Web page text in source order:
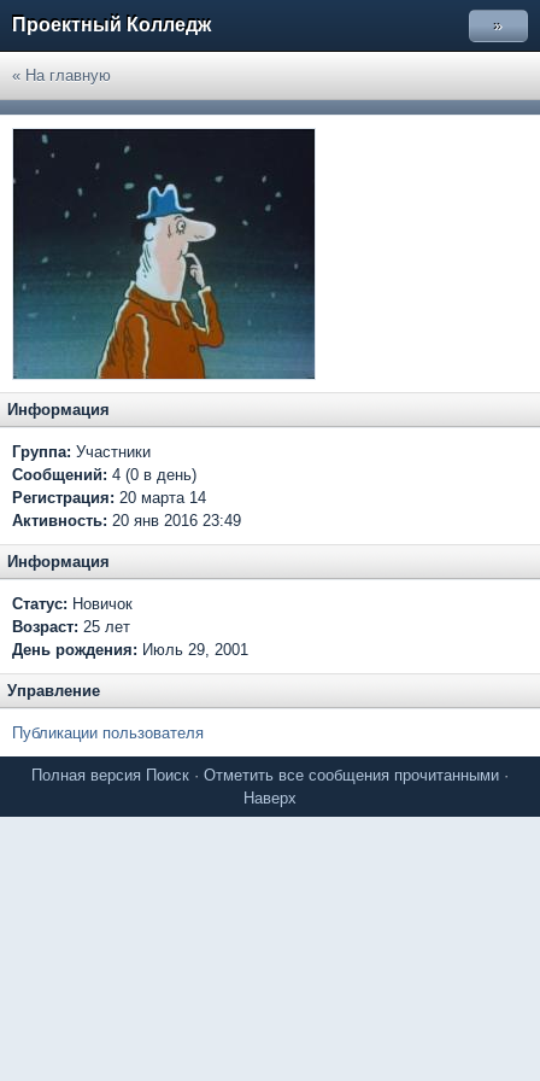
Проектный Колледж »
« На главную
Информация
Группа: Участники
Сообщений: 4 (0 в день)
Регистрация: 20 марта 14
Активность: 20 янв 2016 23:49
Информация
Статус: Новичок
Возраст: 25 лет
День рождения: Июль 29, 2001
Управление
Публикации пользователя
Полная версия Поиск · Отметить все сообщения прочитанными ·
Наверх